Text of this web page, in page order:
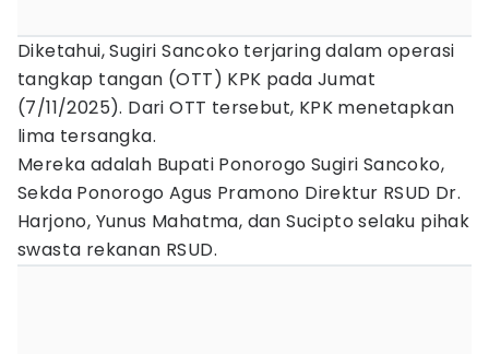
Diketahui, Sugiri Sancoko terjaring dalam operasi
tangkap tangan (OTT) KPK pada Jumat
(7/11/2025). Dari OTT tersebut, KPK menetapkan
lima tersangka.
Mereka adalah Bupati Ponorogo Sugiri Sancoko,
Sekda Ponorogo Agus Pramono Direktur RSUD Dr.
Harjono, Yunus Mahatma, dan Sucipto selaku pihak
swasta rekanan RSUD.